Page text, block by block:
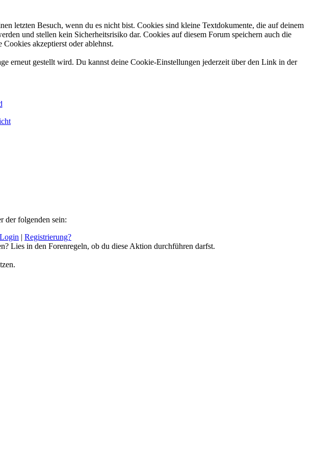
letzten Besuch, wenn du es nicht bist. Cookies sind kleine Textdokumente, die auf deinem
und stellen kein Sicherheitsrisiko dar. Cookies auf diesem Forum speichern auch die
akzeptierst oder ablehnst.
erneut gestellt wird. Du kannst deine Cookie-Einstellungen jederzeit über den Link in der
der folgenden sein:
Login | Registrierung?
Lies in den Forenregeln, ob du diese Aktion durchführen darfst.